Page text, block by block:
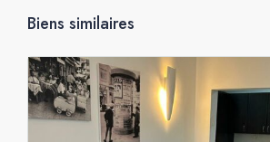
Biens similaires